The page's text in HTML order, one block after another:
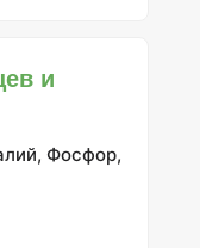
и
и
Фосфор,